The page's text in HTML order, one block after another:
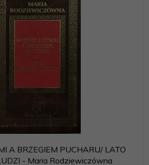
A BRZEGIEM PUCHARU/ LATO
- Maria Rodziewiczówna